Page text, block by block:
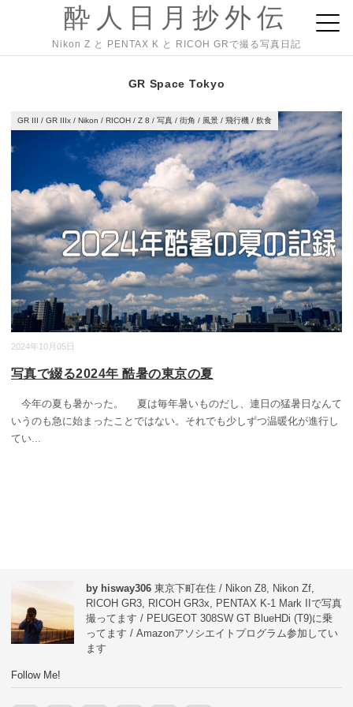
酔人日月抄外伝
Nikon Z と PENTAX K と RICOH GRで撮る写真日記
GR Space Tokyo
2024年10月05日
GR III / GR IIIx / Nikon / RICOH / Z 8 / 写真 / 街角 / 風景 / 飛行機 / 飲食
写真で綴る2024年 酷暑の東京の夏
今年の夏も暑かった。 夏は毎年暑いものだし、連日の猛暑日なんて
いうのも急に始まったことではない。それでも少しずつ温暖化が進行し
てい...
by hisway306 東京下町在住 / Nikon Z8, Nikon Zf,
RICOH GR3, RICOH GR3x, PENTAX K-1 Mark IIで写真
撮ってます / PEUGEOT 308SW GT BlueHDi (T9)に乗
ってます / Amazonアソシエイトプログラム参加してい
ます
Follow Me!